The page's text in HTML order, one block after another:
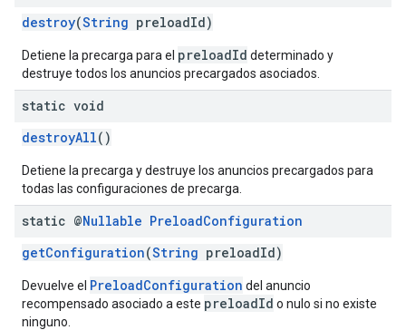
destroy(String preloadId)
Detiene la precarga para el preloadId determinado y
destruye todos los anuncios precargados asociados.
static void
destroyAll()
Detiene la precarga y destruye los anuncios precargados para
todas las configuraciones de precarga.
static @Nullable PreloadConfiguration
getConfiguration(String preloadId)
Devuelve el PreloadConfiguration del anuncio
recompensado asociado a este preloadId o nulo si no existe
ninguno.